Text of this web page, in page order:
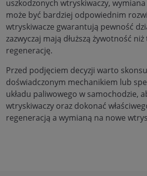
uszkodzonych wtryskiwaczy,
może być bardziej odpowiednim
wtryskiwacze gwarantują pewność
zazwyczaj mają dłuższą żywotność
regenerację.
Przed podjęciem decyzji warto
doświadczonym mechanikiem lub
układu paliwowego w samochodzie,
wtryskiwaczy oraz dokonać
regeneracją a wymianą na nowe